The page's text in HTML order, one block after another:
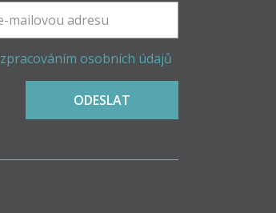
zpracováním osobních údajů
ODESLAT